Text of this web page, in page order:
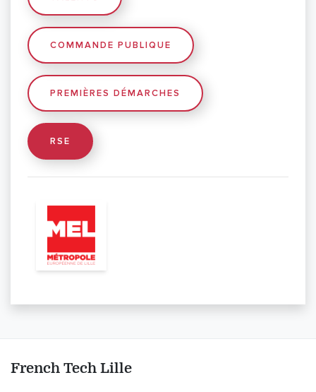
COMMANDE PUBLIQUE
PREMIÈRES DÉMARCHES
RSE
French Tech Lille